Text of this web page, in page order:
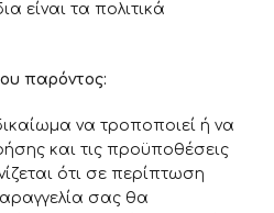
είναι τα πολιτικά
παρόντος:
να τροποποιεί ή να
και τις προϋποθέσεις
ότι σε περίπτωση
σας θα